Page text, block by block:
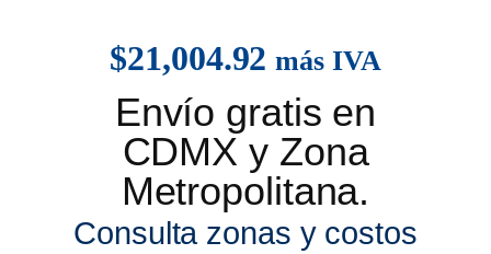
$21,004.92 más IVA
Envío gratis en
CDMX y Zona
Metropolitana.
Consulta zonas y costos